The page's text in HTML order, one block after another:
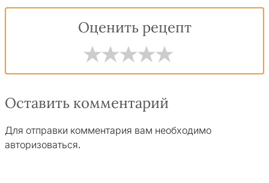
Оценить рецепт
Оставить комментарий
Для отправки комментария вам необходимо
авторизоваться.